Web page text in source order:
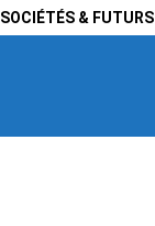
SOCIÉTÉS & FUTURS